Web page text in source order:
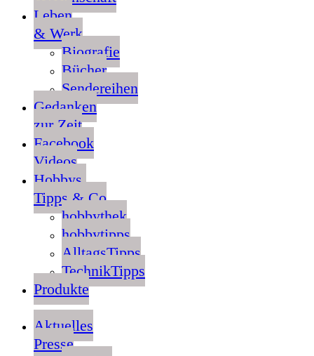
Leben
& Werk
Biografie
Bücher
Sendereihen
Gedanken
zur Zeit
Facebook
Videos
Hobbys,
Tipps & Co
hobbythek
hobbytipps
AlltagsTipps
TechnikTipps
Produkte
Aktuelles
Presse